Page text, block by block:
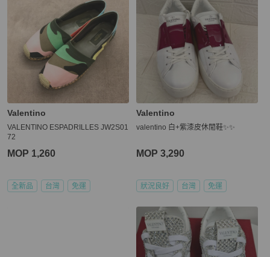
Valentino
VALENTINO ESPADRILLES JW2S01
72
MOP 1,260
全新品 台灣 免運
Valentino
valentino 白+紫漆皮休閒鞋✨✨
MOP 3,290
狀況良好 台灣 免運